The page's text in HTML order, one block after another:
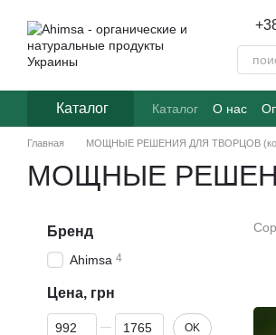
Каталог Каталог О нас
Часто
Главная МОЩНЫЕ РЕШЕНИЯ ДЛЯ ТВОРЦОВ
МОЩНЫЕ
Бренд
Ahimsa 4
Цена, грн
От Цена, грн
До Цена, грн OK